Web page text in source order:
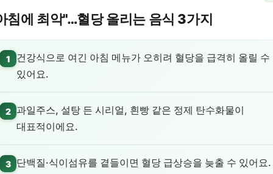
침에 최악"…혈당 올리는 음식 3가지
1
건강식으로 여긴 아침 메뉴가 오히려 혈당을 급격히 올릴 수
있어요.
2 과일주스, 설탕 든 시리얼, 흰빵 같은 정제 탄수화물이
대표적이에요.
3 단백질·식이섬유를 곁들이면 혈당 급상승을 늦출 수 있어요.